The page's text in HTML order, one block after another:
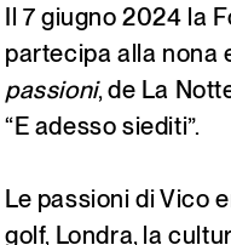
Italiano English
Il 7 giugno 2024 la
partecipa alla nona
passioni, de La
“E adesso siediti”.
Le passioni di Vico
golf, Londra, la